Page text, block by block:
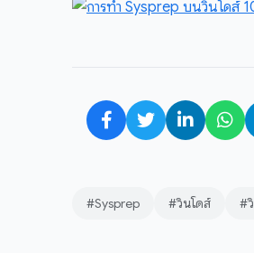
#Sysprep #วินโดส์ #